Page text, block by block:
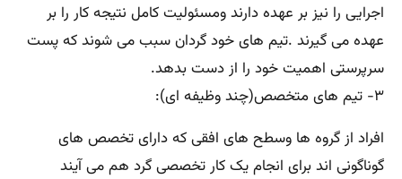
اجرایی را نیز بر عهده دارند ومسئولیت کامل نتیجه کار را بر
عهده می گیرند .تیم های خود گردان سبب می شوند که پست
سرپرستی اهمیت خود را از دست بدهد.
۳- تیم های متخصص(چند وظیفه ای):
افراد از گروه ها وسطح های افقی که دارای تخصص های
گوناگونی اند برای انجام یک کار تخصصی گرد هم می آیند